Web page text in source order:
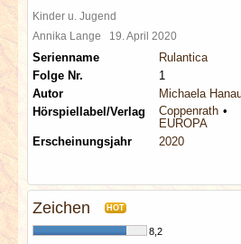
Kinder u. Jugend
Annika Lange 19. April 2020
Serienname
Rulantica
Folge Nr.
1
Autor
Michaela
Hörspiellabel/Verlag
Coppenrath
EUROPA
Erscheinungsjahr
2020
Zeichen HOT
8,2